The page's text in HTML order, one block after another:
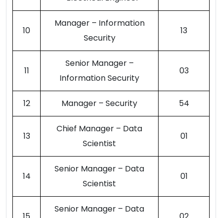
10
Manager – Information
Security
13
11
Senior Manager –
Information Security
03
12 Manager – Security 54
13
Chief Manager – Data
Scientist
01
14
Senior Manager – Data
Scientist
01
Senior Manager – Data